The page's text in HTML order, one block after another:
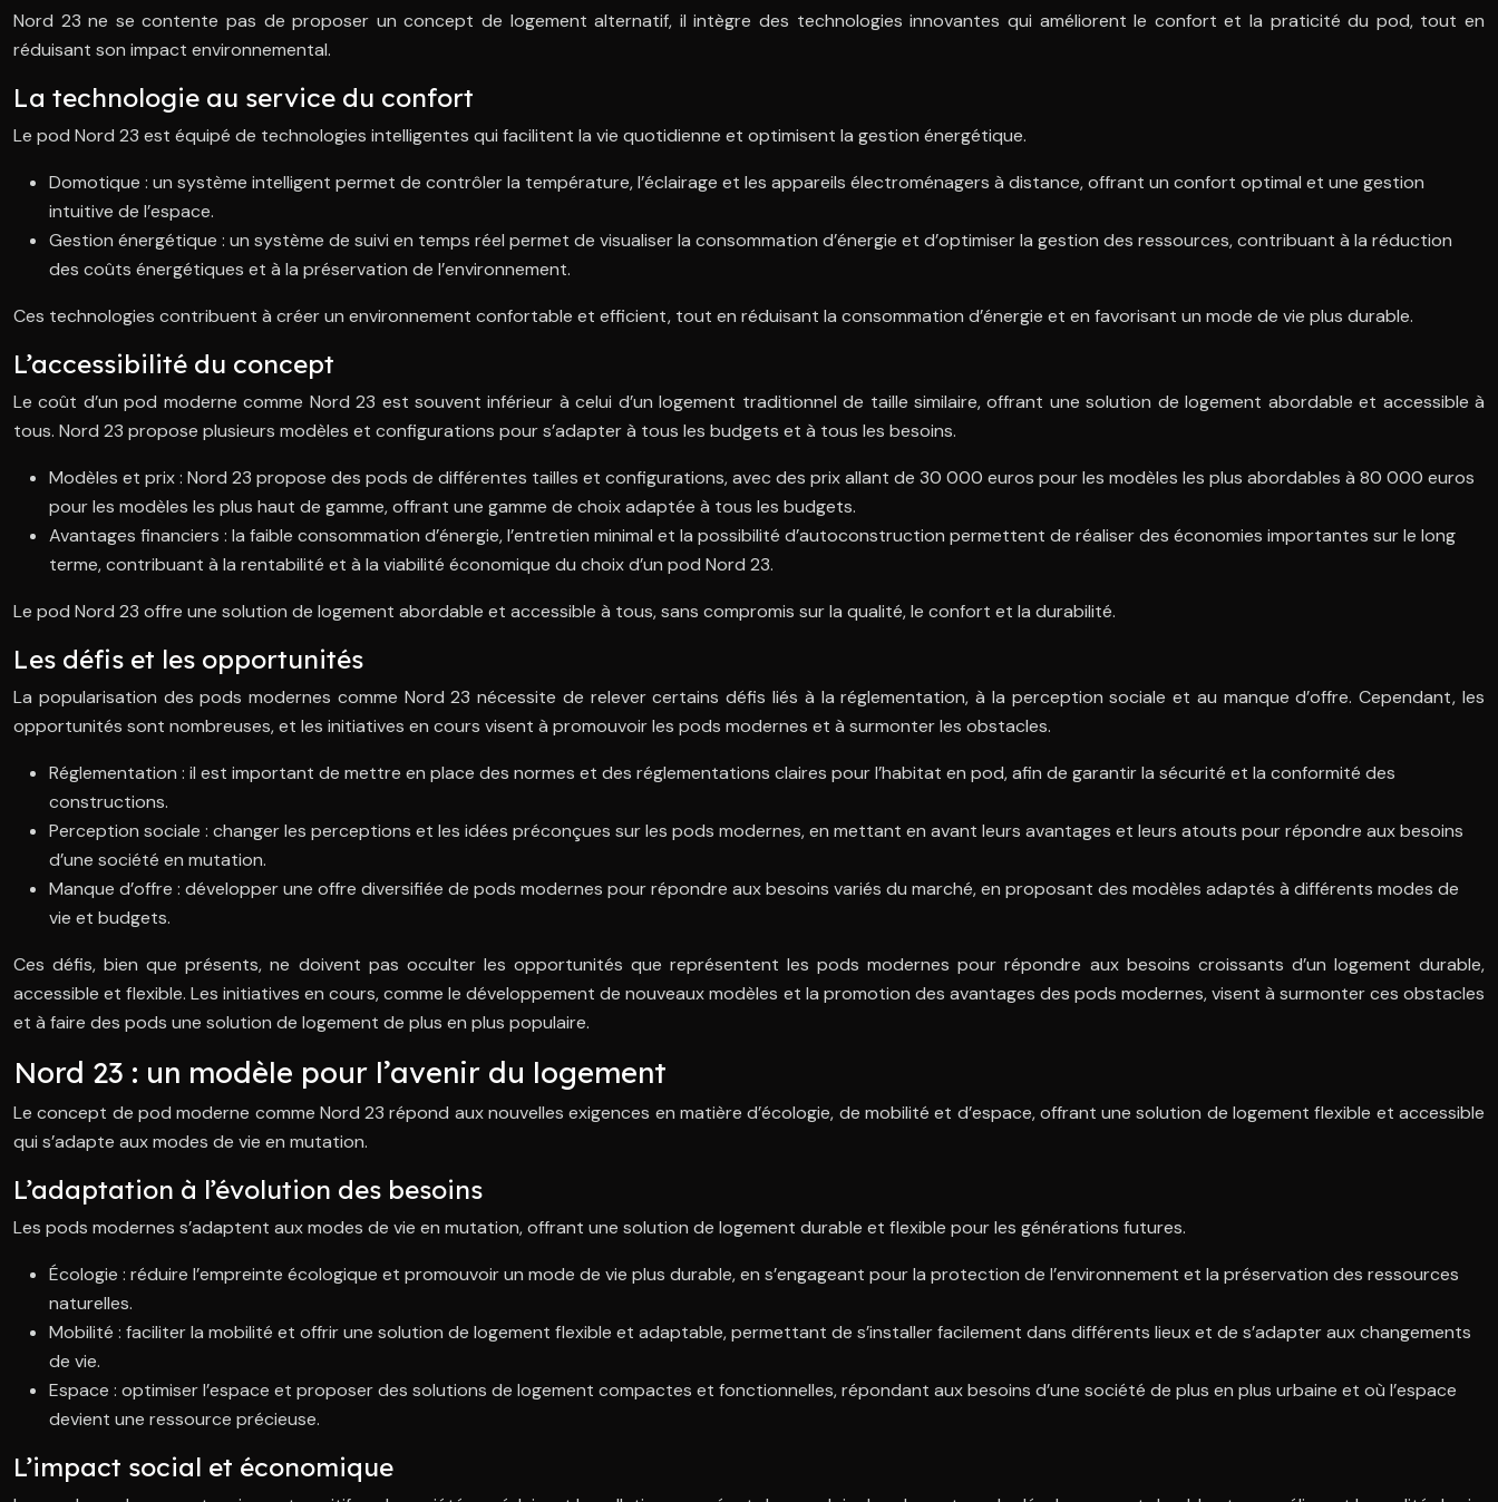
Nord 23 ne se contente pas de proposer un concept de logement alternatif, il intègre des technologies innovantes qui améliorent le confort et la praticité du pod, tout en
réduisant son impact environnemental.
La technologie au service du confort
Le pod Nord 23 est équipé de technologies intelligentes qui facilitent la vie quotidienne et optimisent la gestion énergétique.
Domotique : un système intelligent permet de contrôler la température, l’éclairage et les appareils électroménagers à distance, offrant un confort optimal et une gestion
intuitive de l’espace.
Gestion énergétique : un système de suivi en temps réel permet de visualiser la consommation d’énergie et d’optimiser la gestion des ressources, contribuant à la réduction
des coûts énergétiques et à la préservation de l’environnement.
Ces technologies contribuent à créer un environnement confortable et efficient, tout en réduisant la consommation d’énergie et en favorisant un mode de vie plus durable.
L’accessibilité du concept
Le coût d’un pod moderne comme Nord 23 est souvent inférieur à celui d’un logement traditionnel de taille similaire, offrant une solution de logement abordable et accessible à
tous. Nord 23 propose plusieurs modèles et configurations pour s’adapter à tous les budgets et à tous les besoins.
Modèles et prix : Nord 23 propose des pods de différentes tailles et configurations, avec des prix allant de 30 000 euros pour les modèles les plus abordables à 80 000 euros
pour les modèles les plus haut de gamme, offrant une gamme de choix adaptée à tous les budgets.
Avantages financiers : la faible consommation d’énergie, l’entretien minimal et la possibilité d’autoconstruction permettent de réaliser des économies importantes sur le long
terme, contribuant à la rentabilité et à la viabilité économique du choix d’un pod Nord 23.
Le pod Nord 23 offre une solution de logement abordable et accessible à tous, sans compromis sur la qualité, le confort et la durabilité.
Les défis et les opportunités
La popularisation des pods modernes comme Nord 23 nécessite de relever certains défis liés à la réglementation, à la perception sociale et au manque d’offre. Cependant, les
opportunités sont nombreuses, et les initiatives en cours visent à promouvoir les pods modernes et à surmonter les obstacles.
Réglementation : il est important de mettre en place des normes et des réglementations claires pour l’habitat en pod, afin de garantir la sécurité et la conformité des
constructions.
Perception sociale : changer les perceptions et les idées préconçues sur les pods modernes, en mettant en avant leurs avantages et leurs atouts pour répondre aux besoins
d’une société en mutation.
Manque d’offre : développer une offre diversifiée de pods modernes pour répondre aux besoins variés du marché, en proposant des modèles adaptés à différents modes de
vie et budgets.
Ces défis, bien que présents, ne doivent pas occulter les opportunités que représentent les pods modernes pour répondre aux besoins croissants d’un logement durable,
accessible et flexible. Les initiatives en cours, comme le développement de nouveaux modèles et la promotion des avantages des pods modernes, visent à surmonter ces obstacles
et à faire des pods une solution de logement de plus en plus populaire.
Nord 23 : un modèle pour l’avenir du logement
Le concept de pod moderne comme Nord 23 répond aux nouvelles exigences en matière d’écologie, de mobilité et d’espace, offrant une solution de logement flexible et accessible
qui s’adapte aux modes de vie en mutation.
L’adaptation à l’évolution des besoins
Les pods modernes s’adaptent aux modes de vie en mutation, offrant une solution de logement durable et flexible pour les générations futures.
Écologie : réduire l’empreinte écologique et promouvoir un mode de vie plus durable, en s’engageant pour la protection de l’environnement et la préservation des ressources
naturelles.
Mobilité : faciliter la mobilité et offrir une solution de logement flexible et adaptable, permettant de s’installer facilement dans différents lieux et de s’adapter aux changements
de vie.
Espace : optimiser l’espace et proposer des solutions de logement compactes et fonctionnelles, répondant aux besoins d’une société de plus en plus urbaine et où l’espace
devient une ressource précieuse.
L’impact social et économique